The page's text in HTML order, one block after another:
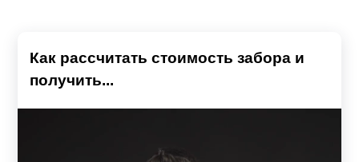
Как рассчитать стоимость забора и
получить...